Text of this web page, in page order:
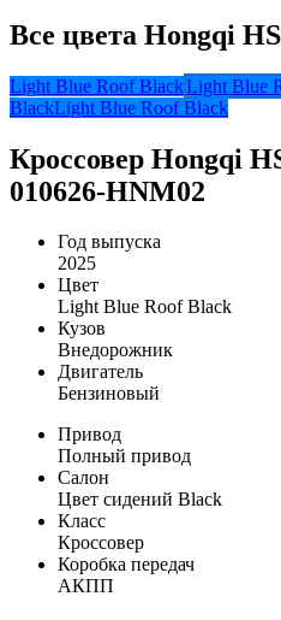
Все цвета Hongqi
Light Blue Roof BlackLight Blue
BlackLight Blue Roof Black
Кроссовер Hongqi
010626-HNM02
Год выпуска
2025
Цвет
Light Blue Roof Black
Кузов
Внедорожник
Двигатель
Бензиновый
Привод
Полный привод
Салон
Цвет сидений Black
Класс
Кроссовер
Коробка передач
АКПП